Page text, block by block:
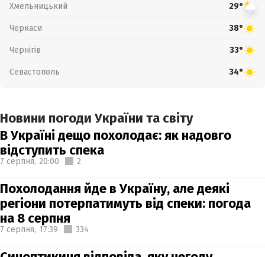
Хмельницький 29°
Черкаси 38°
Чернігів 33°
Севастополь 34°
Новини погоди України та світу
В Україні дещо похолодає: як надовго
відступить спека
7 серпня, 20:00 2
Похолодання йде в Україну, але деякі
регіони потерпатимуть від спеки: погода
на 8 серпня
7 серпня, 17:39 334